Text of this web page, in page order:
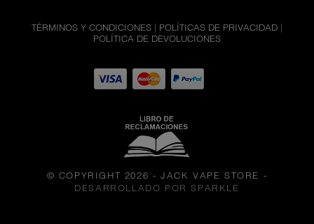
TÉRMINOS Y CONDICIONES | POLÍTICAS DE PRIVACIDAD |
POLÍTICA DE DEVOLUCIONES
© COPYRIGHT 2026 - JACK VAPE STORE -
DESARROLLADO POR SPARKLE